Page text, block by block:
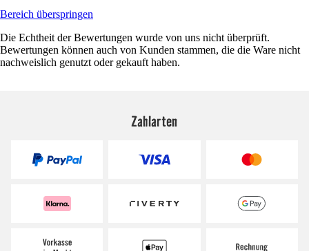
Bereich überspringen
Die Echtheit der Bewertungen wurde von uns nicht überprüft.
Bewertungen können auch von Kunden stammen, die die Ware nicht
nachweislich genutzt oder gekauft haben.
Zahlarten